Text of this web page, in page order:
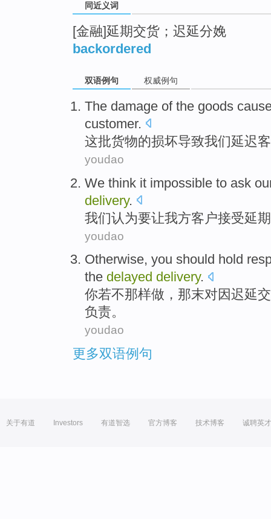
同近义词
[金融]延期交货；迟延分娩
backordered
双语例句 权威例句
The damage of the goods
customer.
这批货物的损坏导致我们延迟
youdao
We think it impossible to ask
delivery.
我们认为要让我方客户接受延期
youdao
Otherwise, you should hold
the delayed delivery.
你若不那样做 ，那末对因迟延
负责。
youdao
更多双语例句
关于有道 Investors 有道智选 官方博客 技术博客 诚聘英才